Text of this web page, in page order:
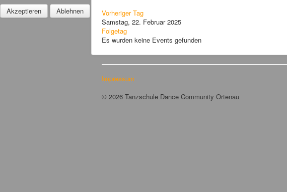
Vorheriger Tag
Samstag, 22. Februar 2025
Folgetag
Es wurden keine Events gefunden
Impressum
© 2026 Tanzschule Dance Community Ortenau
Akzeptieren
Ablehnen